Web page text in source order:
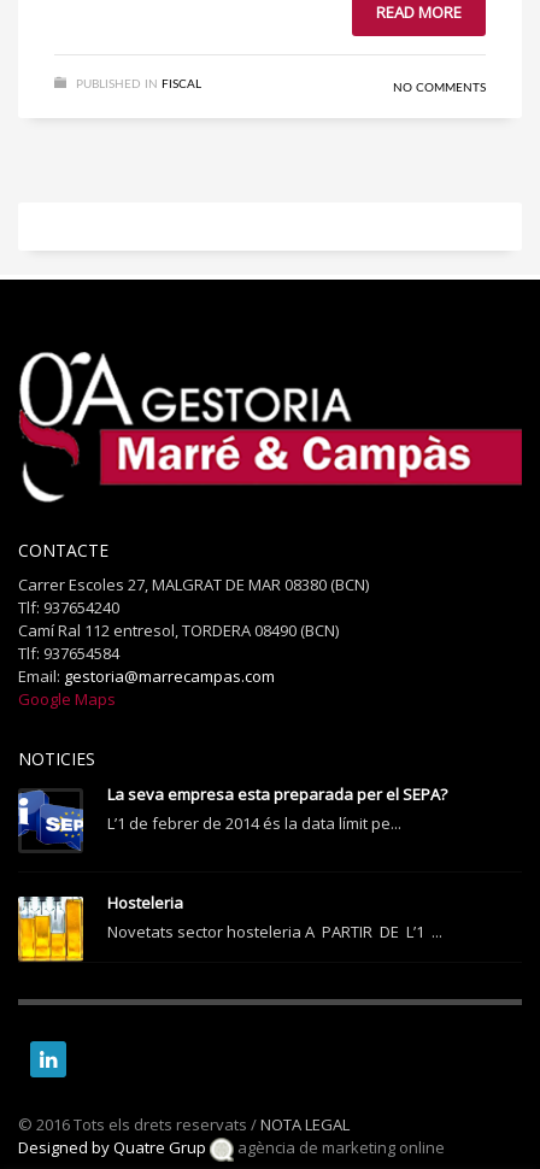
READ MORE
PUBLISHED IN FISCAL NO COMMENTS
CONTACTE
Carrer Escoles 27, MALGRAT DE MAR 08380 (BCN)
Tlf: 937654240
Camí Ral 112 entresol, TORDERA 08490 (BCN)
Tlf: 937654584
Email: gestoria@marrecampas.com
Google Maps
NOTICIES
La seva empresa esta preparada per el SEPA?
L’1 de febrer de 2014 és la data límit pe...
Hosteleria
Novetats sector hosteleria A PARTIR DE L’1 ...
© 2016 Tots els drets reservats /NOTA LEGAL
Designed by Quatre Grup
agència de marketing online